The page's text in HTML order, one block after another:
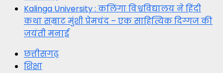
Kalinga University : कलिंगा विश्वविद्यालय ने हिंदी
कथा सम्राट मुंशी प्रेमचंद – एक साहित्यिक दिग्गज की
जयंती मनाई
छत्तीसगढ़
शिक्षा